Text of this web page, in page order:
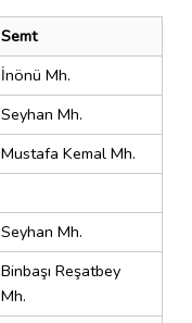
Semt
İnönü Mh.
Seyhan Mh.
Mustafa Kemal Mh.
Seyhan Mh.
Binbaşı Reşatbey
Mh.